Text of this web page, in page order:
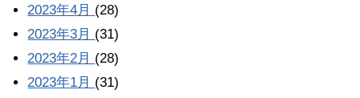
2023年4月 (28)
2023年3月 (31)
2023年2月 (28)
2023年1月 (31)